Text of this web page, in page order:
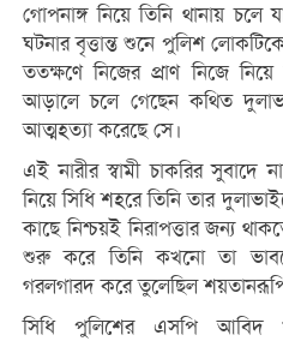
গোপনাঙ্গ নিয়ে তিনি থানায় চলে
ঘটনার বৃত্তান্ত শুনে পুলিশ
ততক্ষণে নিজের প্রাণ নিজে
আড়ালে চলে গেছেন কথিত
আত্মহত্যা করেছে সে।
এই নারীর স্বামী চাকরির সুবাদে
নিয়ে সিধি শহরে তিনি তার
কাছে নিশ্চয়ই নিরাপত্তার জন্য
শুরু করে তিনি কখনো তা
গরলগারদ করে তুলেছিল
সিধি পুলিশের এসপি আবিদ